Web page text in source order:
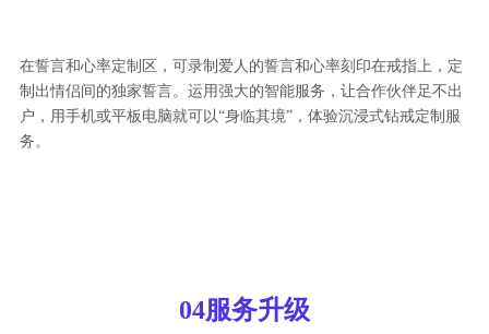
在誓言和心率定制区，可录制爱人的誓言和心率刻印在戒指上，定
制出情侣间的独家誓言。运用强大的智能服务，让合作伙伴足不出
户，用手机或平板电脑就可以“身临其境”，体验沉浸式钻戒定制服
务。
04服务升级